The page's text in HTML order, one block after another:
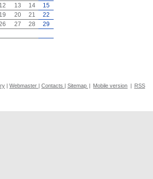
12 13 14
15
19 20 21
22
27 28
29
| Webmaster | Contacts | Sitemap | Mobile version | RSS